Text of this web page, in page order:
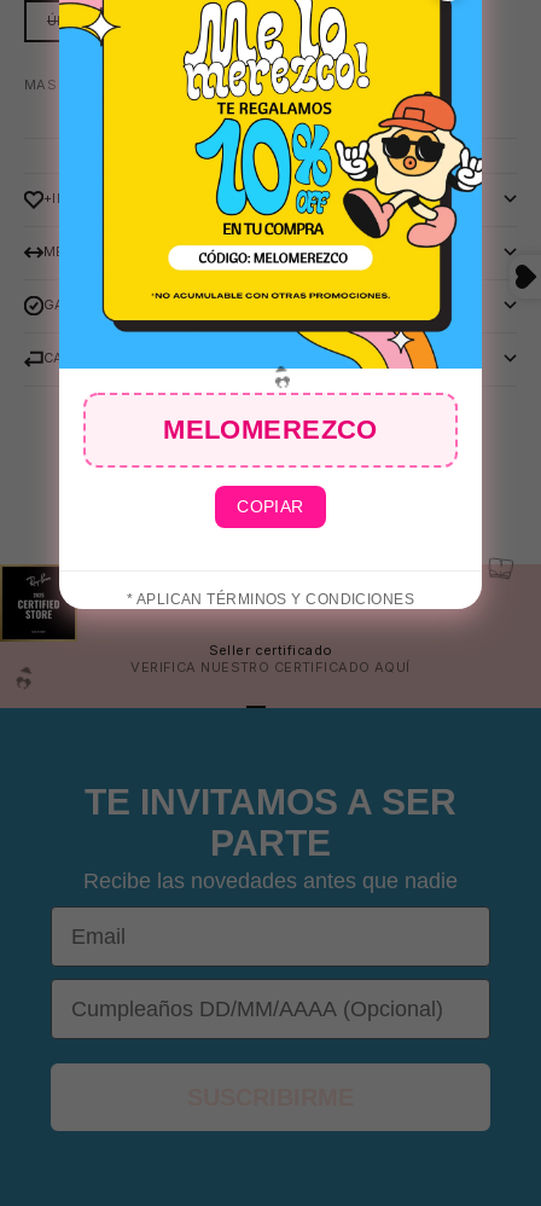
ÚNICA
MAS COLORES DISPONIBLES:AZUL
+INFO
MEDIDAS
GARANTIA RAY-BAN
CAMBIOS Y DEVOLUCIONES
MELOMEREZCO
COPIAR
* APLICAN TÉRMINOS Y CONDICIONES
Seller certificado
VERIFICA NUESTRO CERTIFICADO AQUÍ
TE INVITAMOS A SER
PARTE
Recibe las novedades antes que nadie
Email
DOB
👙